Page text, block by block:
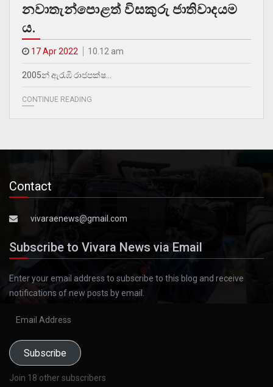
නවාතැන්පොළත් විසකුරු ජාතිවාදයම
ය.
17 Apr 2022 10.12 am
2005න් ඇරැඹි රාජපක්ෂ…
CONTINUE READING
Contact
vivaraenews@gmail.com
Subscribe to Vivara News via Email
Enter your email address to subscribe to this blog and receive
notifications of new posts by email.
Subscribe
Join 18 other subscribers